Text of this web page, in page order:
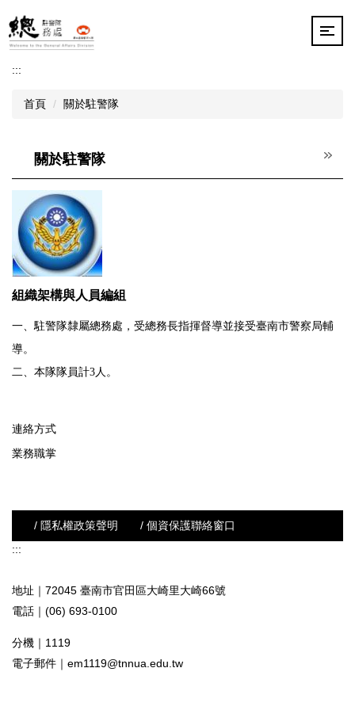
到
主
內
:::
首頁 關於駐警隊
關於駐警隊
組織架構與人員編組
一、駐警隊隸屬總務處，受總務長指揮督導並接受臺南市警察局輔
導。
二、本隊隊員計3人。
連絡方式
業務職掌
/ 隱私權政策聲明
/ 個資保護聯絡窗口
:::
地址｜72045 臺南市官田區大崎里大崎66號
電話｜(06) 693-0100
分機｜1119
電子郵件｜ em1119@tnnua.edu.tw